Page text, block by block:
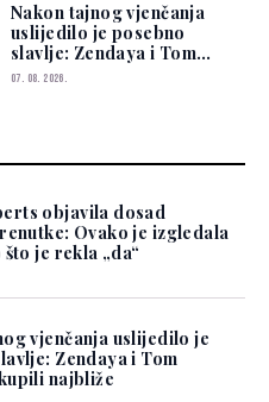
Nakon tajnog vjenčanja
uslijedilo je posebno
slavlje: Zendaya i Tom
Holland okupili najbliže
07. 08. 2026.
objavila dosad
Ovako je izgledala
je rekla „da“
vjenčanja uslijedilo je
Zendaya i Tom
najbliže